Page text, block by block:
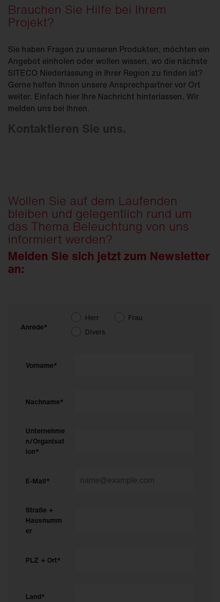
Brauchen Sie Hilfe bei Ihrem
Projekt?
Sie haben Fragen zu unseren Produkten, möchten ein
Angebot einholen oder wollen wissen, wo die nächste
SITECO Niederlassung in Ihrer Region zu finden ist?
Gerne helfen Ihnen unsere Ansprechpartner vor Ort
weiter. Einfach hier Ihre Nachricht hinterlassen. Wir
melden uns bei Ihnen.
Kontaktieren Sie uns.
Wollen Sie auf dem Laufenden
bleiben und gelegentlich rund um
das Thema Beleuchtung von uns
informiert werden?
Melden Sie sich jetzt zum Newsletter
an:
Anrede*
Herr
Frau
Divers
Vorname*
Nachname*
Unternehme
n/Organisat
ion*
E-Mail*
Straße +
Hausnumm
er
PLZ + Ort*
Land*